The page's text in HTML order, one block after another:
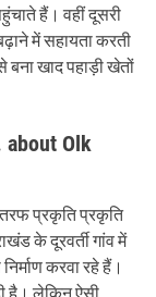
हैं। वहीं दूसरी
में सहायता करती
खाद पहाड़ी खेतों
about Olk
तरफ प्रकृति प्रकृति
के दूरवर्ती गांव में
करवा रहे हैं।
है। लेकिन ऐसी